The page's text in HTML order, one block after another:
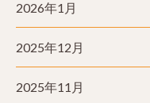
2026年1月
2025年12月
2025年11月